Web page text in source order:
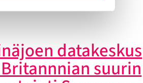
datakeskus
suurin